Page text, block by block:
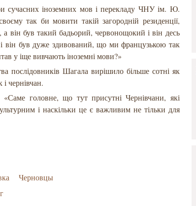
сучасних іноземних мов і перекладу ЧНУ ім. Ю.
так би мовити такій загородній резиденції,
а він був такий бадьорий, червонощокий і він десь
він був дуже здивований, що ми французькою так
у іще вивчають іноземні мови?»
послідовників Шагала вирішило більше сотні як
чернівчан.
«Саме головне, що тут присутні Чернівчани, які
і наскільки це є важливим не тільки для
Черновцы